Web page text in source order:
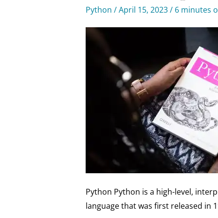
Python /April 15, 2023/ 6 minutes
Python Python is a high-level,
language that was first released in